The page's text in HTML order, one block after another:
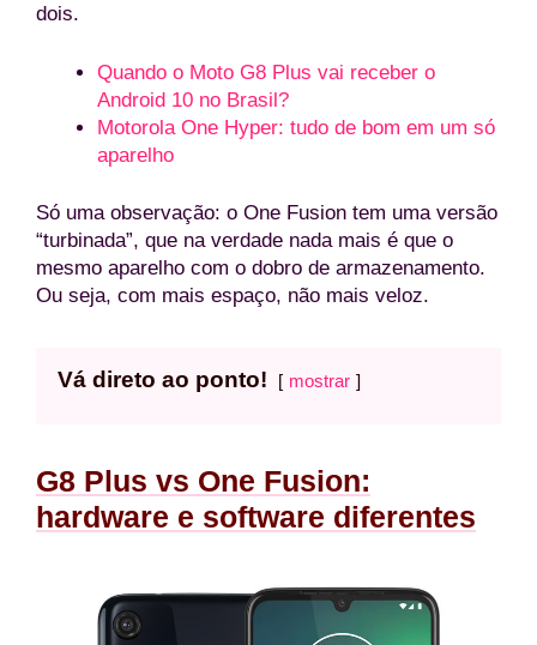
dois.
Quando o Moto G8 Plus vai receber o
Android 10 no Brasil?
Motorola One Hyper: tudo de bom em um só
aparelho
Só uma observação: o One Fusion tem uma versão
“turbinada”, que na verdade nada mais é que o
mesmo aparelho com o dobro de armazenamento.
Ou seja, com mais espaço, não mais veloz.
Vá direto ao ponto! mostrar
G8 Plus vs One Fusion:
hardware e software diferentes